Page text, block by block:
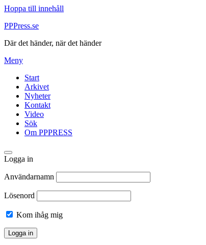
Hoppa till innehåll
PPPress.se
Där det händer, när det händer
Meny
Start
Arkivet
Nyheter
Kontakt
Video
Sök
Om PPPRESS
Logga in
Användarnamn
Lösenord
Kom ihåg mig